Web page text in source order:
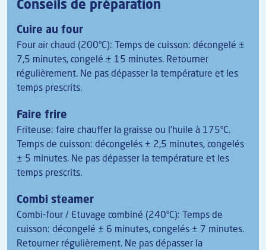
Conseils de préparation
Cuire au four
Four air chaud (200°C): Temps de cuisson: décongelé ±
7,5 minutes, congelé ± 15 minutes. Retourner
régulièrement. Ne pas dépasser la température et les
temps prescrits.
Faire frire
Friteuse: faire chauffer la graisse ou l'huile à 175°C.
Temps de cuisson: décongelés ± 2,5 minutes, congelés
± 5 minutes. Ne pas dépasser la température et les
temps prescrits.
Combi steamer
Combi-four / Etuvage combiné (240°C): Temps de
cuisson: décongelé ± 6 minutes, congelés ± 7 minutes.
Retourner régulièrement. Ne pas dépasser la